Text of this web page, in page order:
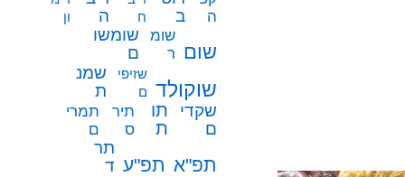
ה
ב
ח
ה
ון
שום
שומ
ר
שומשו
ם
שוקולד
שזיפי
ם
שמנ
ת
שקדי
ם
תו
ת
תיר
ס
תמרי
ם
תפ"א תפ"ע
תר
ד